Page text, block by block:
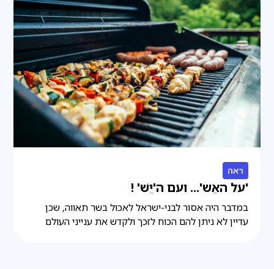
ראה
'על האֵש'... ועם ה'יֵשׁ' !
במדבר היה אסור לבני-ישראל לאכול בשר תאווה, שכן
עדיין לא ניתן להם הכוח לזכך ולקדש את ענייני העולם